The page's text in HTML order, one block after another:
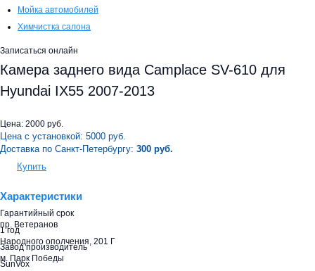
Мойка автомобилей
Химчистка салона
Записаться онлайн
Камера заднего вида Camplace SV-610 для
Hyundai IX55 2007-2013
Цена: 2000 руб.
Цена с установкой: 5000 руб.
Доставка по Санкт-Петербургу: 300 руб.
Купить
Характеристики
Гарантийный срок
1 год
Завод производитель
SunVox
пр. Ветеранов
Народного ополчения, 201 Г
м. Парк Победы